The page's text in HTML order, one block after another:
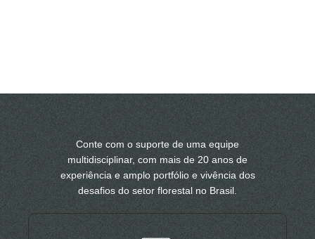
Conte com o suporte de uma equipe
multidisciplinar, com mais de 20 anos de
experiência e amplo portfólio e vivência dos
desafios do setor florestal no Brasil.